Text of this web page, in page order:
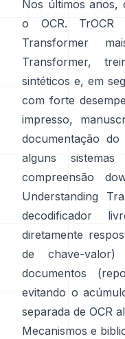
Nos últimos anos,
o OCR.
TrOCR
Transformer
Transformer,
sintéticos e, em
com forte
impresso,
documentação
alguns
compreensão
Understanding
decodificador
diretamente
de chave-
documentos (
evitando o
separada de OCR
Mecanismos e